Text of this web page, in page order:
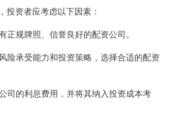
投资者应考虑以下因素：
正规牌照、信誉良好的配资公司。
险承受能力和投资策略，选择合适的配资
司的利息费用，并将其纳入投资成本考